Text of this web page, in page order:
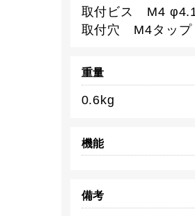
取付ビス M4 φ4.1
取付穴 M4タップ
重量
0.6kg
機能
備考